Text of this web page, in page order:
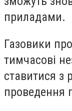
приладами.
Газовики
тимчасові
ставитися з
проведення